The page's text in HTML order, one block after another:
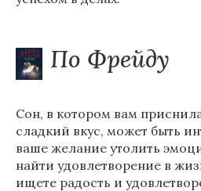
По Фрейду
Сон, в котором вам
сладкий вкус, может быть
ваше желание утолить
найти удовлетворение в
ищете радость и